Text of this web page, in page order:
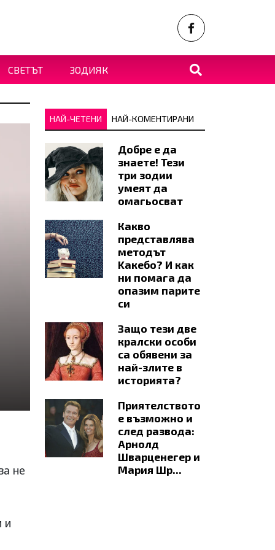
СВЕТЪТ ЗОДИЯК
не
и
НАЙ-ЧЕТЕНИ НАЙ-КОМЕНТИРАНИ
Добре е да
знаете! Тези
три зодии
умеят да
омагьосват
Какво
представлява
методът
Kaкебо? И как
ни помага да
опазим парите
си
Защо тези две
кралски особи
са обявени за
най-злите в
историята?
Приятелството
е възможно и
след развода:
Арнолд
Шварценегер и
Мария Шр...